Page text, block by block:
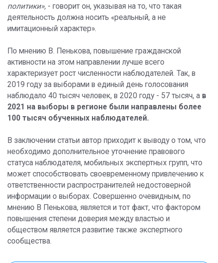
политики», - говорит он, указывая на то, что такая
деятельность должна носить «реальный, а не
имитационный характер».
По мнению В. Пенькова, повышение гражданской
активности на этом направлении лучше всего
характеризует рост численности наблюдателей. Так, в
2019 году за выборами в единый день голосования
наблюдало 40 тысяч человек, в 2020 году - 57 тысяч, а в
2021 на выборы в регионе были направлены более
100 тысяч обученных наблюдателей.
В заключении статьи автор приходит к выводу о том, что
необходимо дополнительное уточнение правового
статуса наблюдателя, мобильных экспертных групп, что
может способствовать своевременному привлечению к
ответственности распространителей недостоверной
информации о выборах. Совершенно очевидным, по
мнению В Пенькова, является и тот факт, что фактором
повышения степени доверия между властью и
обществом является развитие также экспертного
сообщества.